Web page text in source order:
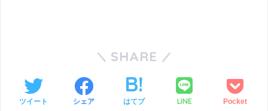
SHARE
ツイート シェア はてブ LINE Pocket